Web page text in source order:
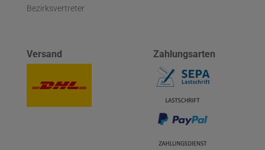
Bezirksvertreter
Versand Zahlungsarten